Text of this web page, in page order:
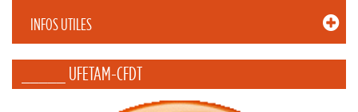
INFOS UTILES
_____ UFETAM-CFDT